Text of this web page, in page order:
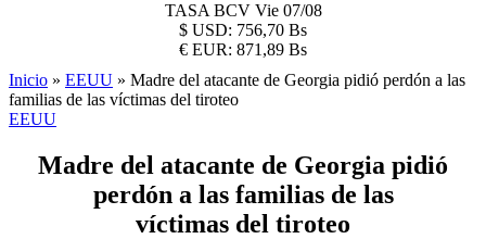
TASA BCV Vie 07/08
$ USD: 756,70 Bs
€ EUR: 871,89 Bs
Inicio » EEUU » Madre del atacante de Georgia pidió perdón a las
familias de las víctimas del tiroteo
EEUU
Madre del atacante de Georgia pidió
perdón a las familias de las
víctimas del tiroteo